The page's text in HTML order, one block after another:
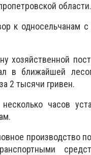
области.
к односельчанам
хозяйственной
в ближайшей
2 тысячи гривен.
часов
производство